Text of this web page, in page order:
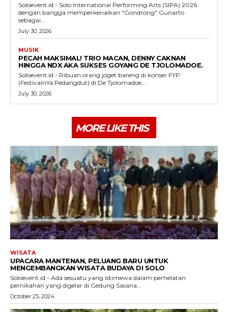
Soloevent.id - Solo International Performing Arts (SIPA) 2026
dengan bangga memperkenalkan "Gondrong" Gunarto
sebagai...
July 30, 2026
MUSIK
PECAH MAKSIMAL! TRIO MACAN, DENNY CAKNAN
HINGGA NDX AKA SUKSES GOYANG DE TJOLOMADOE.
Soloevent.id - Ribuan orang joget bareng di konser FYP
(FestivalnYa Pedangdut) di De Tjolomadoe,...
July 30, 2026
MORE LIKE THIS
WISATA
UPACARA MANTENAN, PELUANG BARU UNTUK
MENGEMBANGKAN WISATA BUDAYA DI SOLO
Soloevent.id - Ada sesuatu yang istimewa dalam perhelatan
pernikahan yang digelar di Gedung Sasana...
October 25, 2024